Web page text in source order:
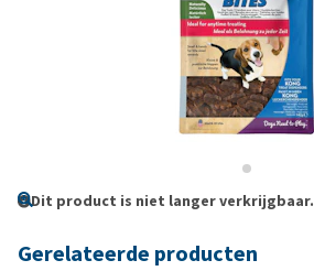
Dit product is niet langer verkrijgbaar.
Gerelateerde producten